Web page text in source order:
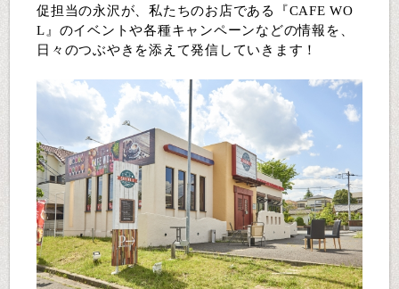
促担当の永沢が、私たちのお店である『CAFE WO
L』のイベントや各種キャンペーンなどの情報を、
日々のつぶやきを添えて発信していきます！